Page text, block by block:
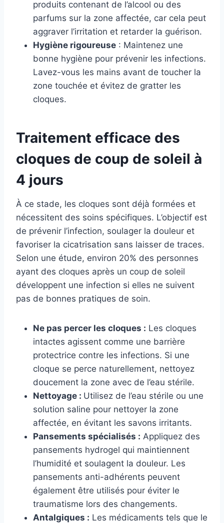
produits contenant de l’alcool ou des
parfums sur la zone affectée, car cela peut
aggraver l’irritation et retarder la guérison.
Hygiène rigoureuse : Maintenez une
bonne hygiène pour prévenir les infections.
Lavez-vous les mains avant de toucher la
zone touchée et évitez de gratter les
cloques.
Traitement efficace des
cloques de coup de soleil à
4 jours
À ce stade, les cloques sont déjà formées et
nécessitent des soins spécifiques. L’objectif est
de prévenir l’infection, soulager la douleur et
favoriser la cicatrisation sans laisser de traces.
Selon une étude, environ 20% des personnes
ayant des cloques après un coup de soleil
développent une infection si elles ne suivent
pas de bonnes pratiques de soin.
Ne pas percer les cloques : Les cloques
intactes agissent comme une barrière
protectrice contre les infections. Si une
cloque se perce naturellement, nettoyez
doucement la zone avec de l’eau stérile.
Nettoyage : Utilisez de l’eau stérile ou une
solution saline pour nettoyer la zone
affectée, en évitant les savons irritants.
Pansements spécialisés : Appliquez des
pansements hydrogel qui maintiennent
l’humidité et soulagent la douleur. Les
pansements anti-adhérents peuvent
également être utilisés pour éviter le
traumatisme lors des changements.
Antalgiques : Les médicaments tels que le